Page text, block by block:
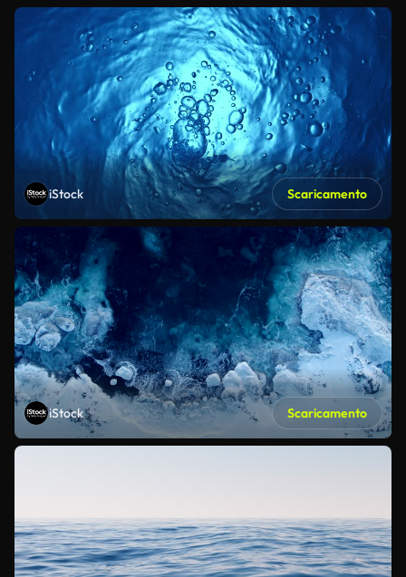
iStock Scaricamento
iStock Scaricamento